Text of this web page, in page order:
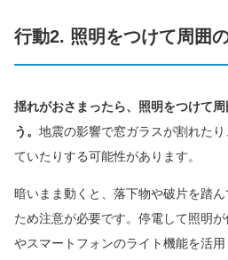
行動2. 照明をつけて周囲
揺れがおさまったら、照明をつけて
う。 地震の影響で窓ガラスが割れた
ていたりする可能性があります。
暗いまま動くと、落下物や破片を踏
ため注意が必要です。停電して照明
やスマートフォンのライト機能を活